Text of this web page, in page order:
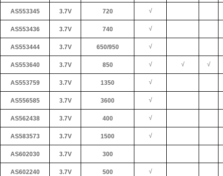
AS553345 3.7V 720 √
AS553436 3.7V 740 √
AS553444 3.7V 650/950 √
AS553640 3.7V 850 √ √ √
AS553759 3.7V 1350 √
AS556585 3.7V 3600 √
AS562438 3.7V 400 √
AS583573 3.7V 1500 √
AS602030 3.7V 300
AS602240 3.7V 500 √